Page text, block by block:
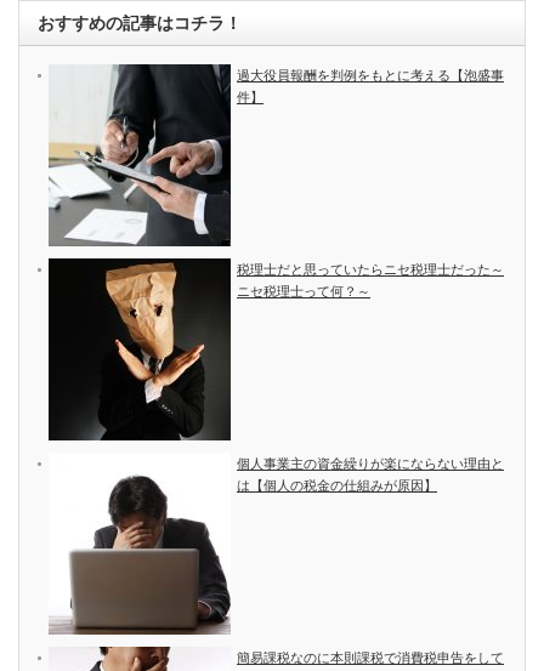
おすすめの記事はコチラ！
過大役員報酬を判例をもとに考える【泡盛事
件】
税理士だと思っていたらニセ税理士だった～
ニセ税理士って何？～
個人事業主の資金繰りが楽にならない理由と
は【個人の税金の仕組みが原因】
簡易課税なのに本則課税で消費税申告をして